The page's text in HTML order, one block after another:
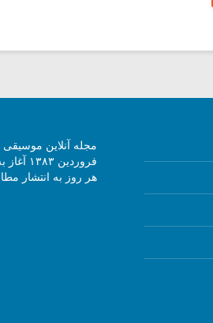
هر روز به انتشار